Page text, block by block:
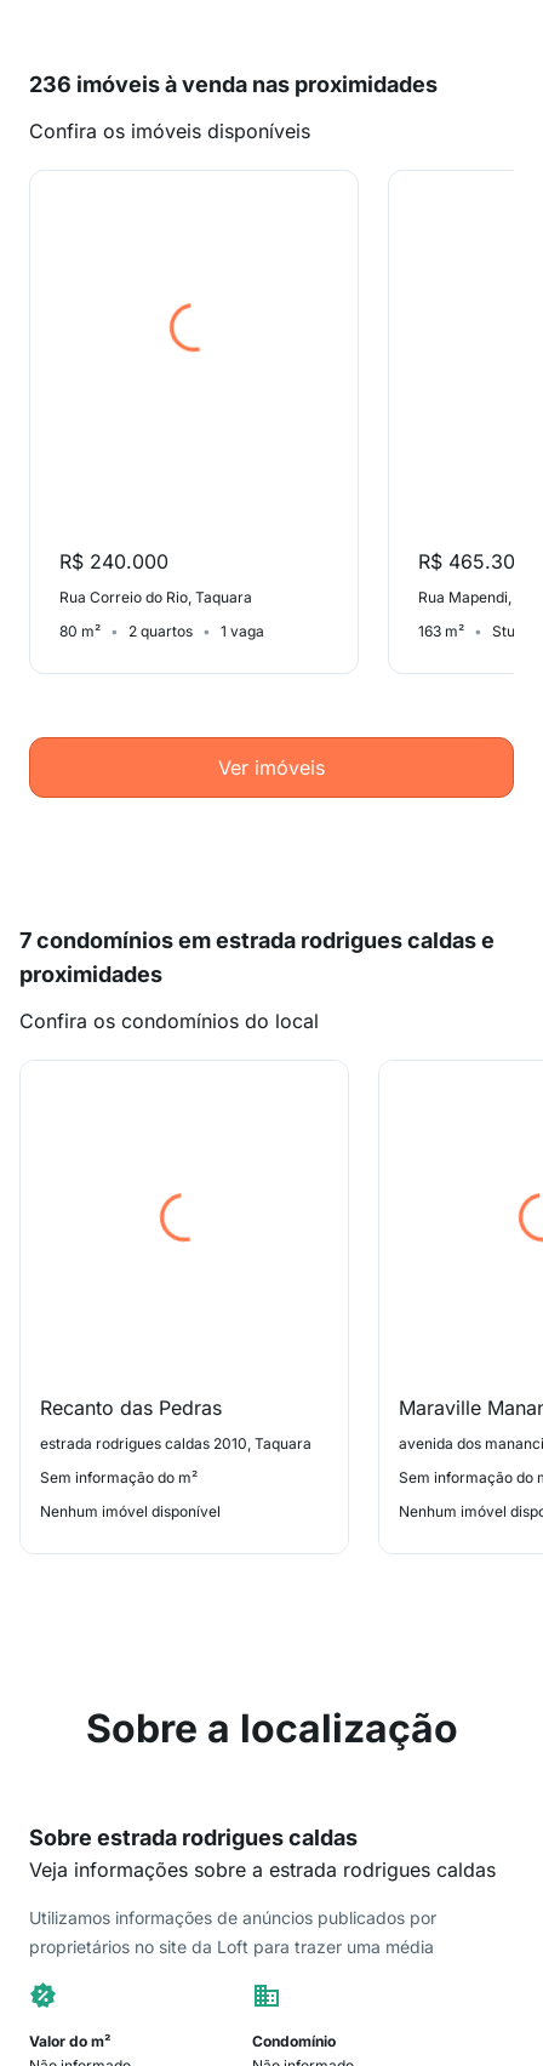
236 imóveis à venda nas proximidades
Confira os imóveis disponíveis
R$ 240.000
Rua Correio do Rio, Taquara
80 m²
2 quartos 1 vaga
R$ 465.300
Rua Mapendi,
163 m²
Studio
Ver imóveis
7 condomínios em estrada rodrigues caldas e
proximidades
Confira os condomínios do local
Recanto das Pedras
estrada rodrigues caldas 2010, Taquara
Sem informação do m²
Nenhum imóvel disponível
Maraville
avenida dos
Sem informação do
Nenhum imóvel
Sobre a localização
Sobre estrada rodrigues caldas
Veja informações sobre a estrada rodrigues caldas
Utilizamos informações de anúncios publicados por
proprietários no site da Loft para trazer uma média
Valor do m²
Condomínio